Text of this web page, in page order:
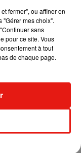
dévoilent enfin
et Lykke Li
Is So Sad »
fermer", ou affiner en
mes choix".
sans
pour ce site. Vous
à tout
de chaque page.